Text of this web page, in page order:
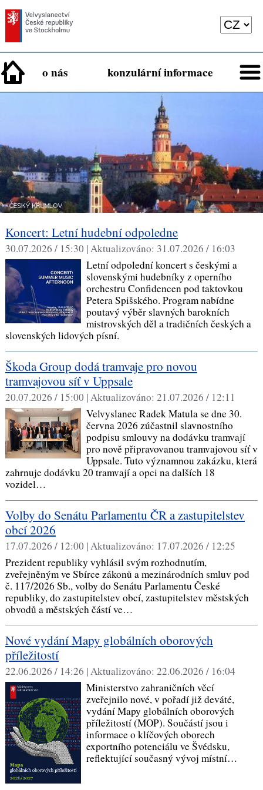
o nás konzulární informace
Koncert: Letní hudební odpoledne
30.07.2026 / 15:30 |Aktualizováno: 31.07.2026 / 16:03
Letní odpolední koncert s českými a
slovenskými hudebníky z operního
orchestru Confidencen pod taktovkou
Petera Spišského. Program nabídne
poutavý výběr slavných barokních
mistrovských děl a tradičních českých a
slovenských lidových písní.
Škoda Group dodá tramvaje pro novou
tramvajovou síť v Uppsale
20.07.2026 / 15:00 |Aktualizováno: 21.07.2026 / 12:11
Velvyslanec Radek Matula se dne 30.
června 2026 zúčastnil slavnostního
podpisu smlouvy na dodávku tramvají
pro nově připravovanou tramvajovou síť v
Uppsale. Tuto významnou zakázku, která
zahrnuje dodávku 20 tramvají a opci na dalších 18
vozidel…
Volby do Senátu Parlamentu ČR a zastupitelstev
obcí 2026
17.07.2026 / 12:00 |Aktualizováno: 17.07.2026 / 12:25
Prezident republiky vyhlásil svým rozhodnutím,
zveřejněným ve Sbírce zákonů a mezinárodních smluv pod
č. 117/2026 Sb., volby do Senátu Parlamentu České
republiky, do zastupitelstev obcí, zastupitelstev městských
obvodů a městských částí ve…
Nové vydání Mapy globálních oborových
příležitostí
22.06.2026 / 14:26 |Aktualizováno: 22.06.2026 / 16:04
Ministerstvo zahraničních věcí
zveřejnilo nové, v pořadí již deváté,
vydání Mapy globálních oborových
příležitostí (MOP). Součástí jsou i
informace o klíčových oborech
exportního potenciálu ve Švédsku,
reflektující současný vývoj místní…